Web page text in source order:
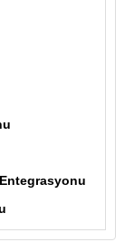
Entegrasyonu